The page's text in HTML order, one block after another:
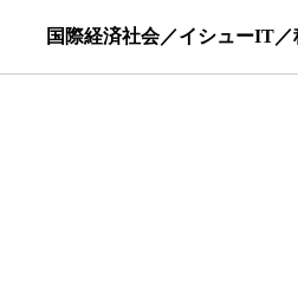
国際経済社会／イシューIT／